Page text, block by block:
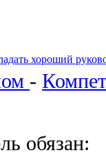
хороший
-
обязан: